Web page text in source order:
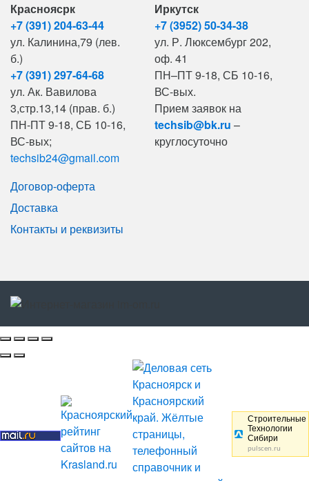
Красноясрк
+7 (391) 204-63-44
ул. Калинина,79 (лев.
б.)
+7 (391) 297-64-68
ул. Ак. Вавилова
3,стр.13,14 (прав. б.)
ПН-ПТ 9-18, СБ 10-16,
ВС-вых;
techsib24@gmail.com
Иркутск
+7 (3952) 50-34-38
ул. Р. Люксембург 202,
оф. 41
ПН–ПТ 9-18, СБ 10-16,
ВС-вых.
Прием заявок на
techsib@bk.ru –
круглосуточно
Договор-оферта
Доставка
Контакты и реквизиты
Строительные
Технологии
Сибири
pulscen.ru